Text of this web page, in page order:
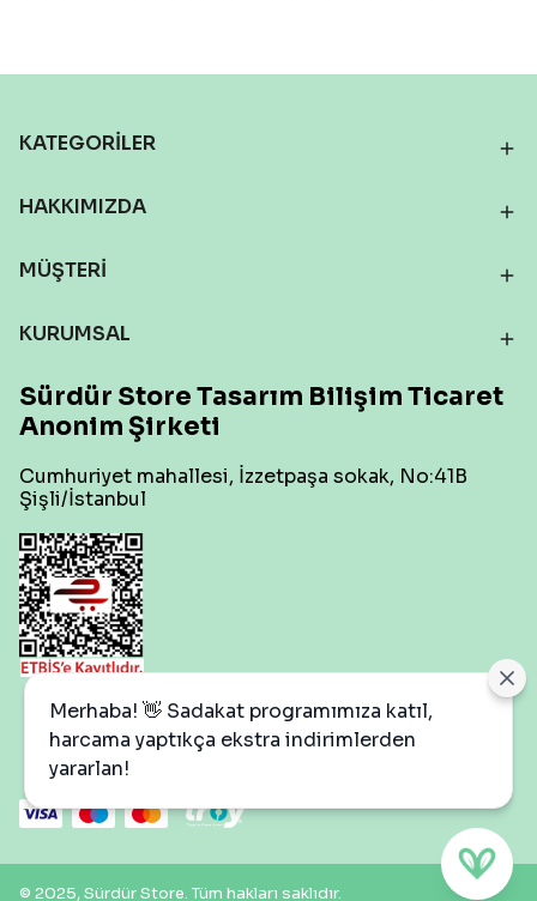
KATEGORİLER
HAKKIMIZDA
MÜŞTERİ
KURUMSAL
Sürdür Store Tasarım Bilişim Ticaret
Anonim Şirketi
Cumhuriyet mahallesi, İzzetpaşa sokak, No:41B
Şişli/İstanbul
© 2025, Sürdür Store. Tüm hakları saklıdır.
Merhaba! 👋 Sadakat programımıza katıl,
harcama yaptıkça ekstra indirimlerden
yararlan!